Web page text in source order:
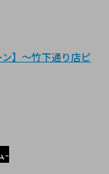
】～竹下通り店ピ
-